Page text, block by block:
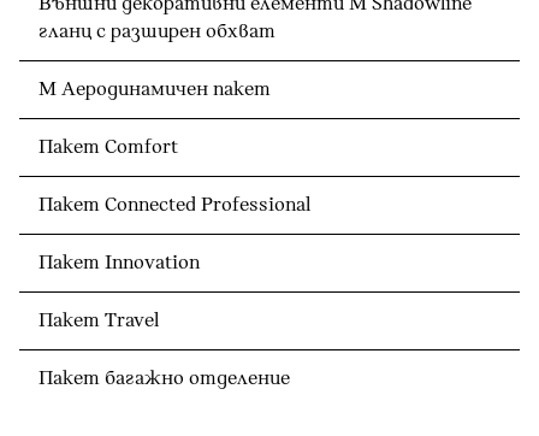
гланц с разширен обхват
М Аеродинамичен пакет
Пакет Comfort
Пакет Connected Professional
Пакет Innovation
Пакет Travel
Пакет багажно отделение